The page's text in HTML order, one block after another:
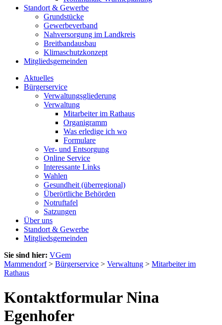
Standort & Gewerbe
Grundstücke
Gewerbeverband
Nahversorgung im Landkreis
Breitbandausbau
Klimaschutzkonzept
Mitgliedsgemeinden
Aktuelles
Bürgerservice
Verwaltungsgliederung
Verwaltung
Mitarbeiter im Rathaus
Organigramm
Was erledige ich wo
Formulare
Ver- und Entsorgung
Online Service
Interessante Links
Wahlen
Gesundheit (überregional)
Überörtliche Behörden
Notruftafel
Satzungen
Über uns
Standort & Gewerbe
Mitgliedsgemeinden
Sie sind hier: VGem
Mammendorf> Bürgerservice > Verwaltung > Mitarbeiter im
Rathaus
Kontaktformular Nina
Egenhofer